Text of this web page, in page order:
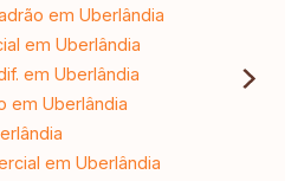
em Uberlândia
em Uberlândia
em Uberlândia
em Uberlândia
em Uberlândia